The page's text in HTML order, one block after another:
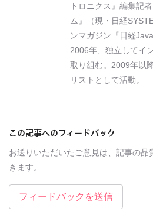
トロニクス』編集記
ム』（現・日経
ンマガジン『日経
2006年、独立してイ
取り組む。2009年以
リストとして活動。
この記事へのフィードバック
お送りいただいたご意見は、記事の品
きます。
フィードバックを送信